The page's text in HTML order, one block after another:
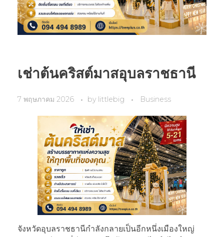
เช่าต้นคริสต์มาสอุบลราชธานี
7 พฤษภาคม 2026 by littlebig Business
จังหวัดอุบลราชธานีกำลังกลายเป็นอีกหนึ่งเมืองใหญ่